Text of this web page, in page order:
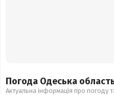
Погода Одеська
Актуальна інформація про погоду